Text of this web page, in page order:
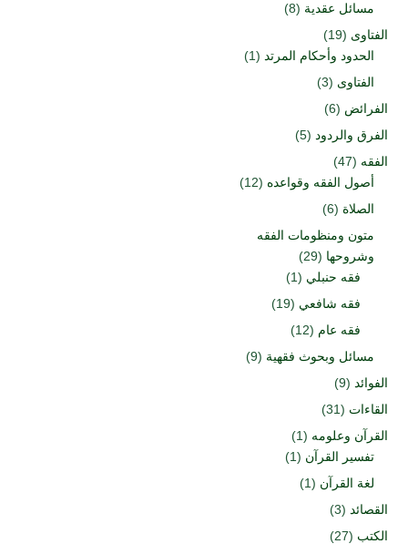
مسائل عقدية (8)
الفتاوى (19)
الحدود وأحكام المرتد (1)
الفتاوى (3)
الفرائض (6)
الفرق والردود (5)
الفقه (47)
أصول الفقه وقواعده (12)
الصلاة (6)
متون ومنظومات الفقه
وشروحها (29)
فقه حنبلي (1)
فقه شافعي (19)
فقه عام (12)
مسائل وبحوث فقهية (9)
الفوائد (9)
القاءات (31)
القرآن وعلومه (1)
تفسير القرآن (1)
لغة القرآن (1)
القصائد (3)
الكتب (27)